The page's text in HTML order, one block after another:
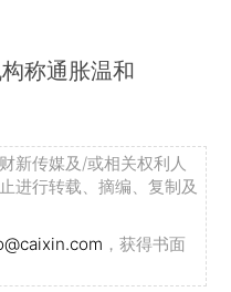
称通胀温和
新传媒及/或相关权利人
进行转载、摘编、复制及
，获得书面